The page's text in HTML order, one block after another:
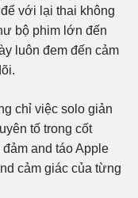
để với lại thai không
bộ phim lớn đến
luôn đem đến cảm
chỉ việc solo giản
tố trong cốt
and táo Apple
cảm giác của từng